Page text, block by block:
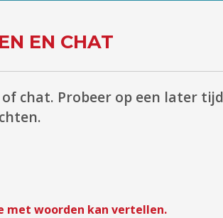
EN CHAT
chat. Probeer op een later
met woorden kan vertellen.